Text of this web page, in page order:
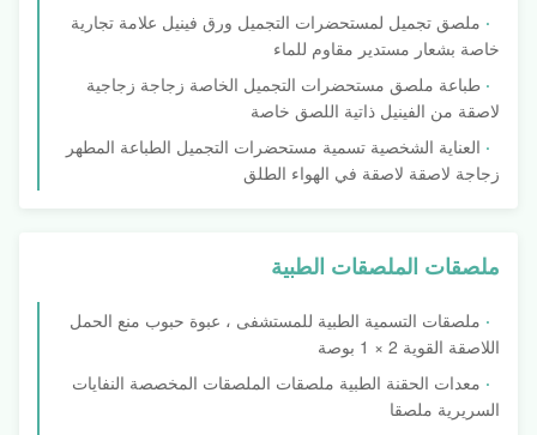
ملصق تجميل لمستحضرات التجميل ورق فينيل علامة تجارية
خاصة بشعار مستدير مقاوم للماء
طباعة ملصق مستحضرات التجميل الخاصة زجاجة زجاجية
لاصقة من الفينيل ذاتية اللصق خاصة
العناية الشخصية تسمية مستحضرات التجميل الطباعة المطهر
زجاجة لاصقة لاصقة في الهواء الطلق
ملصقات الملصقات الطبية
ملصقات التسمية الطبية للمستشفى ، عبوة حبوب منع الحمل
اللاصقة القوية 2 × 1 بوصة
معدات الحقنة الطبية ملصقات الملصقات المخصصة النفايات
السريرية ملصقا